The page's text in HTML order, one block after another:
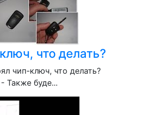
что делать?
чип-ключ, что делать?
Также буде...